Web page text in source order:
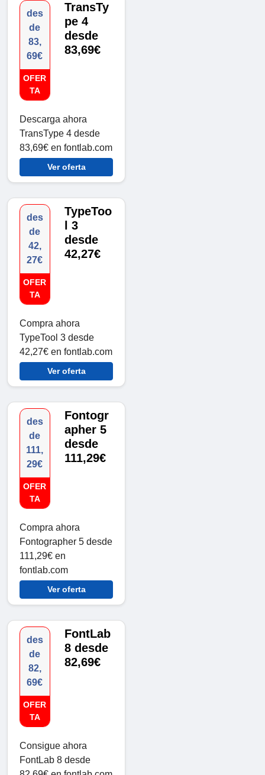
des
de
83,
69€
OFER
TA
TransTy
pe 4
desde
83,69€
Descarga ahora
TransType 4 desde
83,69€ en fontlab.com
Ver oferta
des
de
42,
27€
OFER
TA
TypeToo
l 3
desde
42,27€
Compra ahora
TypeTool 3 desde
42,27€ en fontlab.com
Ver oferta
des
de
111,
29€
OFER
TA
Fontogr
apher 5
desde
111,29€
Compra ahora
Fontographer 5 desde
111,29€ en
fontlab.com
Ver oferta
des
de
82,
69€
OFER
TA
FontLab
8 desde
82,69€
Consigue ahora
FontLab 8 desde